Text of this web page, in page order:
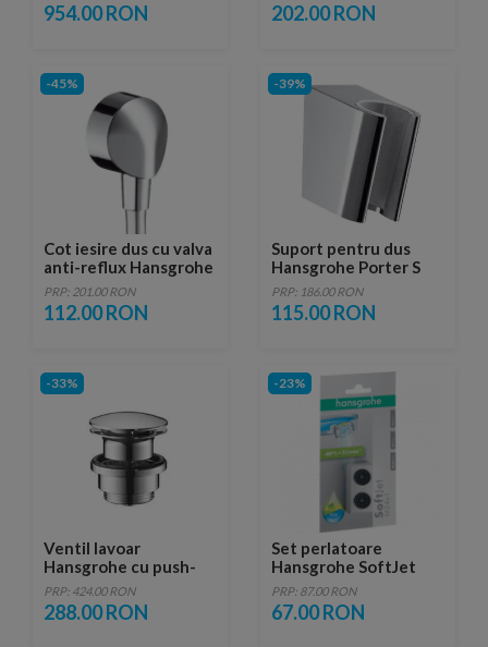
954.00 RON 202.00 RON
-45%
Cot iesire dus cu valva
anti-reflux Hansgrohe
Fixfit E
PRP: 201.00 RON
112.00 RON
-39%
Suport pentru dus
Hansgrohe Porter S
PRP: 186.00 RON
115.00 RON
-33%
Ventil lavoar
Hansgrohe cu push-
open pentru lavoar cu
preaplin
PRP: 424.00 RON
288.00 RON
-23%
Set perlatoare
Hansgrohe SoftJet
M24x1
PRP: 87.00 RON
67.00 RON